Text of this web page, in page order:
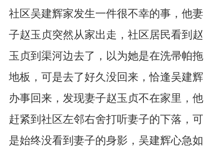
社区吴建辉家发生一件很不幸的事，他妻
子赵玉贞突然从家出走，社区居民看到赵
玉贞到渠河边去了，以为她是在洗帚帕拖
地板，可是去了好久没回来，恰逢吴建辉
办事回来，发现妻子赵玉贞不在家里，他
赶紧到社区左邻右舍打听妻子的下落，可
是始终没看到妻子的身影，吴建辉心急如